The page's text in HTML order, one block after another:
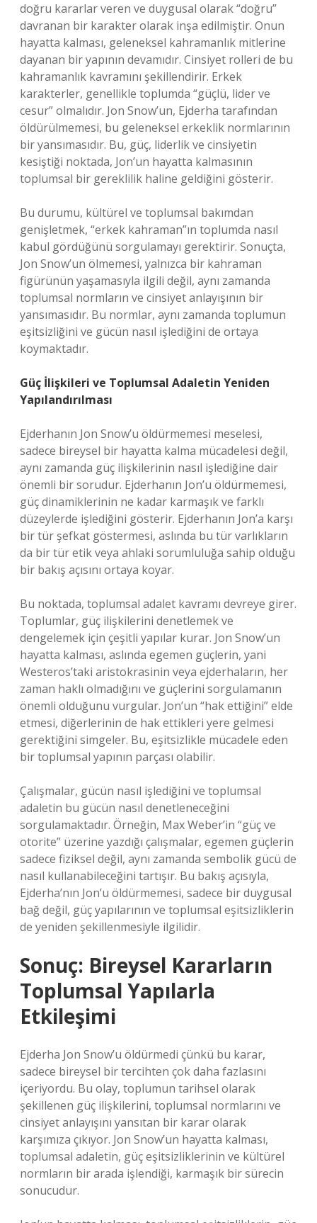
doğru kararlar veren ve duygusal olarak “doğru”
davranan bir karakter olarak inşa edilmiştir. Onun
hayatta kalması, geleneksel kahramanlık mitlerine
dayanan bir yapının devamıdır. Cinsiyet rolleri de bu
kahramanlık kavramını şekillendirir. Erkek
karakterler, genellikle toplumda “güçlü, lider ve
cesur” olmalıdır. Jon Snow’un, Ejderha tarafından
öldürülmemesi, bu geleneksel erkeklik normlarının
bir yansımasıdır. Bu, güç, liderlik ve cinsiyetin
kesiştiği noktada, Jon’un hayatta kalmasının
toplumsal bir gereklilik haline geldiğini gösterir.
Bu durumu, kültürel ve toplumsal bakımdan
genişletmek, “erkek kahraman”ın toplumda nasıl
kabul gördüğünü sorgulamayı gerektirir. Sonuçta,
Jon Snow’un ölmemesi, yalnızca bir kahraman
figürünün yaşamasıyla ilgili değil, aynı zamanda
toplumsal normların ve cinsiyet anlayışının bir
yansımasıdır. Bu normlar, aynı zamanda toplumun
eşitsizliğini ve gücün nasıl işlediğini de ortaya
koymaktadır.
Güç İlişkileri ve Toplumsal Adaletin Yeniden
Yapılandırılması
Ejderhanın Jon Snow’u öldürmemesi meselesi,
sadece bireysel bir hayatta kalma mücadelesi değil,
aynı zamanda güç ilişkilerinin nasıl işlediğine dair
önemli bir sorudur. Ejderhanın Jon’u öldürmemesi,
güç dinamiklerinin ne kadar karmaşık ve farklı
düzeylerde işlediğini gösterir. Ejderhanın Jon’a karşı
bir tür şefkat göstermesi, aslında bu tür varlıkların
da bir tür etik veya ahlaki sorumluluğa sahip olduğu
bir bakış açısını ortaya koyar.
Bu noktada, toplumsal adalet kavramı devreye girer.
Toplumlar, güç ilişkilerini denetlemek ve
dengelemek için çeşitli yapılar kurar. Jon Snow’un
hayatta kalması, aslında egemen güçlerin, yani
Westeros’taki aristokrasinin veya ejderhaların, her
zaman haklı olmadığını ve güçlerini sorgulamanın
önemli olduğunu vurgular. Jon’un “hak ettiğini” elde
etmesi, diğerlerinin de hak ettikleri yere gelmesi
gerektiğini simgeler. Bu, eşitsizlikle mücadele eden
bir toplumsal yapının parçası olabilir.
Çalışmalar, gücün nasıl işlediğini ve toplumsal
adaletin bu gücün nasıl denetleneceğini
sorgulamaktadır. Örneğin, Max Weber’in “güç ve
otorite” üzerine yazdığı çalışmalar, egemen güçlerin
sadece fiziksel değil, aynı zamanda sembolik gücü de
nasıl kullanabileceğini tartışır. Bu bakış açısıyla,
Ejderha’nın Jon’u öldürmemesi, sadece bir duygusal
bağ değil, güç yapılarının ve toplumsal eşitsizliklerin
de yeniden şekillenmesiyle ilgilidir.
Sonuç: Bireysel Kararların
Toplumsal Yapılarla
Etkileşimi
Ejderha Jon Snow’u öldürmedi çünkü bu karar,
sadece bireysel bir tercihten çok daha fazlasını
içeriyordu. Bu olay, toplumun tarihsel olarak
şekillenen güç ilişkilerini, toplumsal normlarını ve
cinsiyet anlayışını yansıtan bir karar olarak
karşımıza çıkıyor. Jon Snow’un hayatta kalması,
toplumsal adaletin, güç eşitsizliklerinin ve kültürel
normların bir arada işlendiği, karmaşık bir sürecin
sonucudur.